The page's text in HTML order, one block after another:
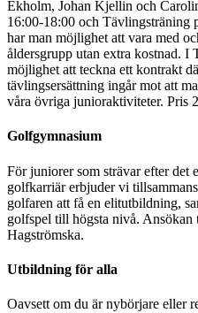
Ekholm, Johan Kjellin och
16:00-18:00 och Tävlingsträning
har man möjlighet att vara med
åldersgrupp utan extra kostnad. I
möjlighet att teckna ett kontrakt
tävlingsersättning ingår mot att
våra övriga junioraktiviteter. Pris
Golfgymnasium
För juniorer som strävar efter det
golfkarriär erbjuder vi
golfaren att få en elitutbildning,
golfspel till högsta nivå.
Hagströmska.
Utbildning för alla
Oavsett om du är nybörjare eller